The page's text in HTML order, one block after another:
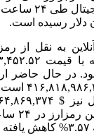
به نقل از
در حال حاضر
باتوجه